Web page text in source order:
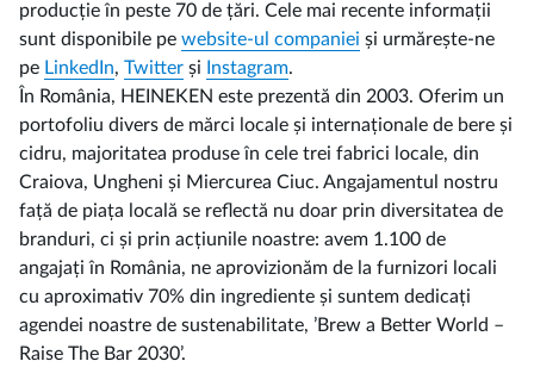
producție în peste 70 de țări. Cele mai recente informații
sunt disponibile pe website-ul companiei și urmărește-ne
pe LinkedIn, Twitter și Instagram.
În România, HEINEKEN este prezentă din 2003. Oferim un
portofoliu divers de mărci locale și internaționale de bere și
cidru, majoritatea produse în cele trei fabrici locale, din
Craiova, Ungheni și Miercurea Ciuc. Angajamentul nostru
față de piața locală se reflectă nu doar prin diversitatea de
branduri, ci și prin acțiunile noastre: avem 1.100 de
angajați în România, ne aprovizionăm de la furnizori locali
cu aproximativ 70% din ingrediente și suntem dedicați
agendei noastre de sustenabilitate, ’Brew a Better World –
Raise The Bar 2030’.